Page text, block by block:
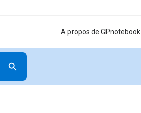
A propos de GPnotebook